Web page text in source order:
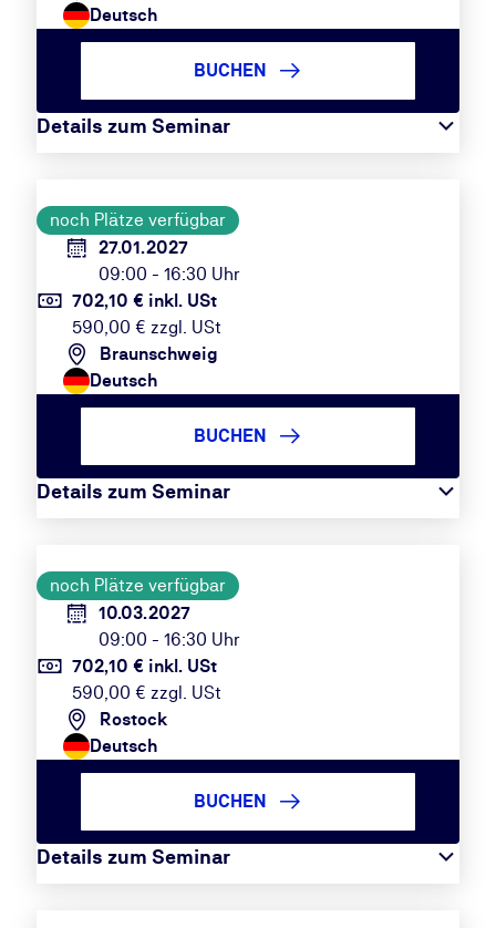
Deutsch
Details zum Seminar
BUCHEN
noch Plätze verfügbar
27.01.2027
09:00 - 16:30 Uhr
702,10 € inkl. USt
590,00 € zzgl. USt
Braunschweig
Deutsch
Details zum Seminar
BUCHEN
noch Plätze verfügbar
10.03.2027
09:00 - 16:30 Uhr
702,10 € inkl. USt
590,00 € zzgl. USt
Rostock
Deutsch
Details zum Seminar
BUCHEN